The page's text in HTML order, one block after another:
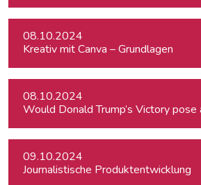
08.10.2024
Kreativ mit Canva – Grundlagen
08.10.2024
Would Donald Trump’s Victory
09.10.2024
Journalistische Produktentwicklung